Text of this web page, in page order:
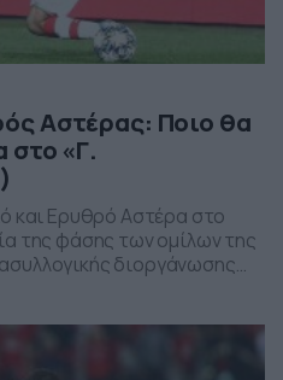
Αστέρας: Ποιο θα
στο «Γ.
και Ερυθρό Αστέρα στο
της φάσης των ομίλων της
διοργάνωσης
μείνει εκτός